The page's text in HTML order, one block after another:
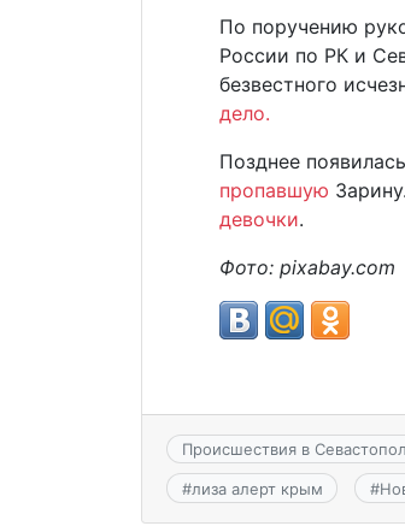
По поручению
России по РК и
безвестного
дело.
Позднее
пропавшую Зарину.
девочки.
Фото: pixabay.com
Происшествия в
#лиза алерт крым #